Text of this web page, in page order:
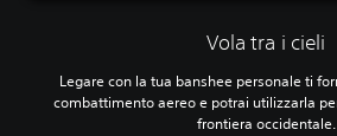
Vola tra i cieli
Legare con la tua banshee personale ti
combattimento aereo e potrai utilizzarla
frontiera occidentale.